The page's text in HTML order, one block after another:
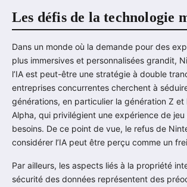
Les défis de la technologie
Dans un monde où la demande pour des
plus immersives et personnalisées grandit,
l’IA est peut-être une stratégie à double
entreprises concurrentes cherchent à
générations, en particulier la génération Z et
Alpha, qui privilégient une expérience de
besoins. De ce point de vue, le refus de
considérer l’IA peut être perçu comme un
Par ailleurs, les aspects liés à la propriété
sécurité des données représentent des